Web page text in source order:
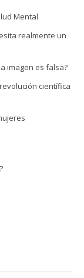
Mental
realmente un
imagen es falsa?
científica